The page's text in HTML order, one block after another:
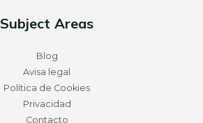
Subject Areas
Blog
Avisa legal
Política de Cookies
Privacidad
Contacto